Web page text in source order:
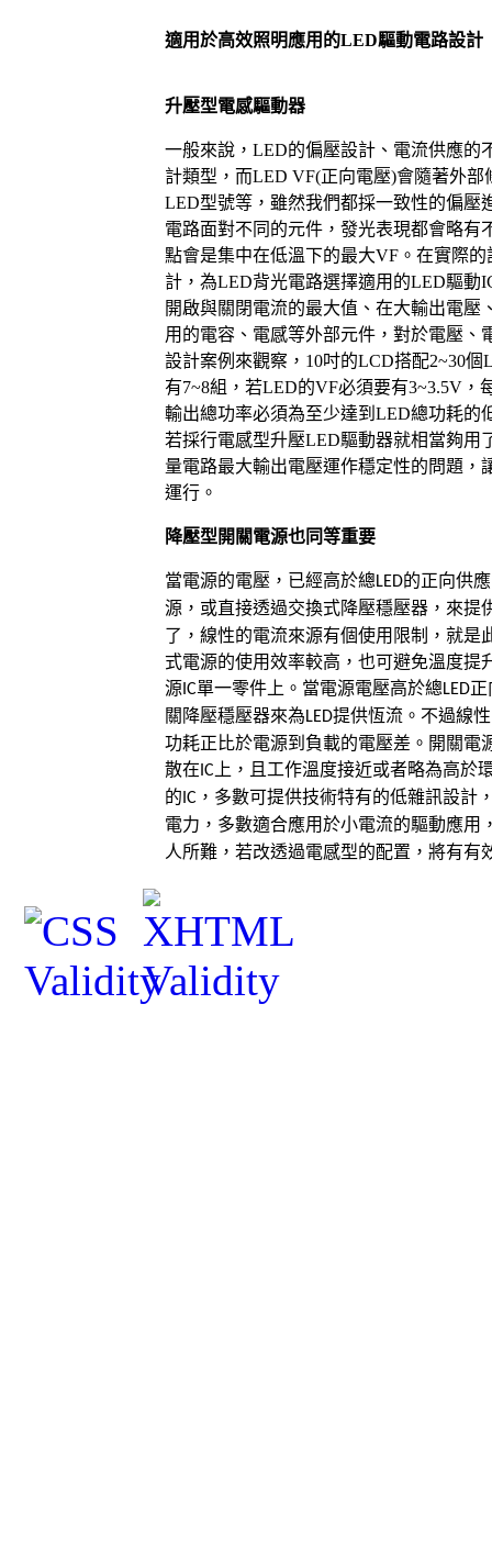
適用於高效照明應用的LED驅動電路設計
升壓型電感驅動器
一般來說，LED的偏壓設計、電流供應的
計類型，而LED VF(正向電壓)會隨著外部
LED型號等，雖然我們都採一致性的偏壓
電路面對不同的元件，發光表現都會略有
點會是集中在低溫下的最大VF 。在實際
計，為LED背光電路選擇適用的LED驅動
開啟與關閉電流的最大值、在大輸出電
用的電容、電感等外部元件，對於電壓
設計案例來觀察， 10吋的LCD搭配2~30個
有7~8組，若LED的VF必須要有3~3.5V ，
輸出總功率必須為至少達到LED總功耗的
若採行電感型升壓LED驅動器就相當夠用
量電路最大輸出電壓運作穩定性的問題，
運行。
降壓型開關電源也同等重要
當電源的電壓，已經高於總LED的正向供
源，或直接透過交換式降壓穩壓器，來提
了，線性的電流來源有個使用限制，就
式電源的使用效率較高，也可避免溫度
源 IC單一零件上。當電源電壓高於總LED正
關降壓穩壓器來為LED提供恆流。不過線
功耗正比於電源到負載的電壓差。開關
散在 IC 上，且工作溫度接近或者略為高於
的 IC ，多數可提供技術特有的低雜訊設計
電力，多數適合應用於小電流的驅動應用
人所難，若改透過電感型的配置，將有有